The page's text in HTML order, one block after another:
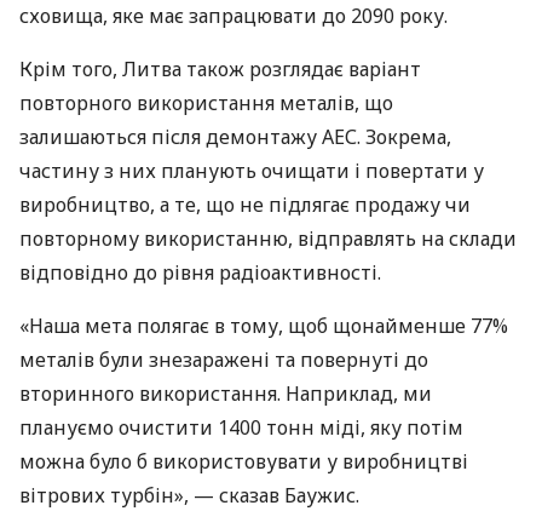
сховища, яке має запрацювати до 2090 року.
Крім того, Литва також розглядає варіант
повторного використання металів, що
залишаються після демонтажу АЕС. Зокрема,
частину з них планують очищати і повертати у
виробництво, а те, що не підлягає продажу чи
повторному використанню, відправлять на склади
відповідно до рівня радіоактивності.
«Наша мета полягає в тому, щоб щонайменше 77%
металів були знезаражені та повернуті до
вторинного використання. Наприклад, ми
плануємо очистити 1400 тонн міді, яку потім
можна було б використовувати у виробництві
вітрових турбін», — сказав Баужис.